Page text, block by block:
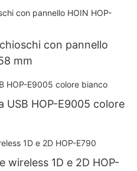
con pannello
mm
HOP-E9005 colore
wireless 1D e 2D HOP-